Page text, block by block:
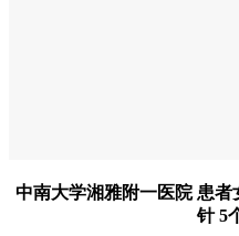
中南大学湘雅附一医院 患者
针 5